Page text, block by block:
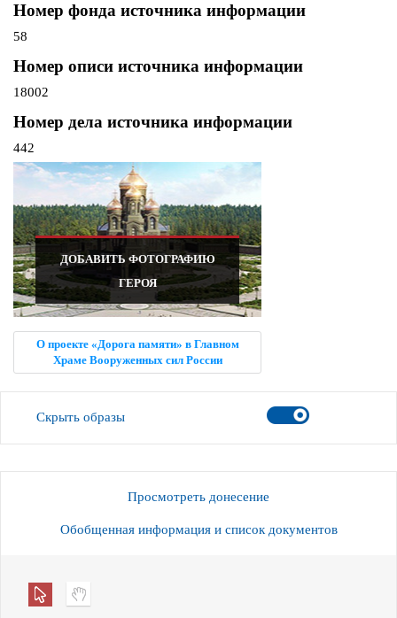
Номер фонда источника информации
58
Номер описи источника информации
18002
Номер дела источника информации
442
ДОБАВИТЬ ФОТОГРАФИЮ
ГЕРОЯ
О проекте «Дорога памяти» в Главном
Храме Вооруженных сил России
Скрыть образы
Просмотреть донесение
Обобщенная информация и список документов